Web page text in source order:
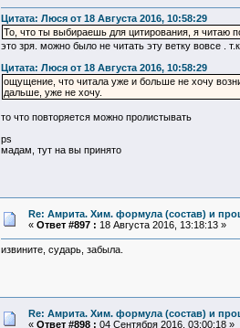
Цитата: Люся от 18 Августа 2016, 10:58:29
То, что ты выбираешь для цитирования, я читаю
это зря. можно было не читать эту ветку вовсе .
Цитата: Люся от 18 Августа 2016, 10:58:29
ощущение, что читала уже и больше не хочу
дальше, уже не хочу.
то что повторяется можно пролистывать
ps
мадам, тут на вы принято
Re: Амрита. Хим. формула (состав) и
« Ответ #897 : 18 Августа 2016, 13:18:13 »
извините, сударь, забыла.
Re: Амрита. Хим. формула (состав) и
« Ответ #898 : 04 Сентября 2016, 03:00:18 »